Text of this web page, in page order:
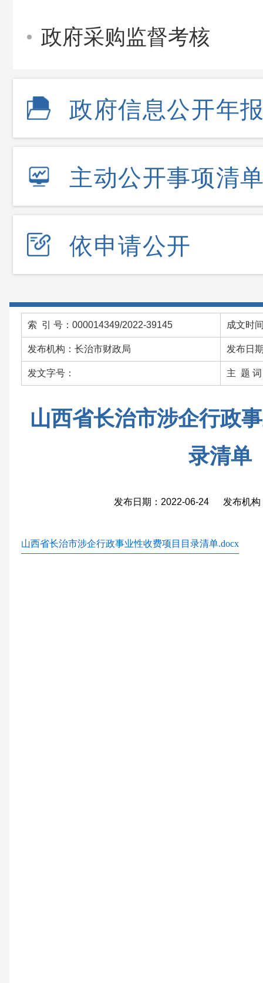
政府采购监督考核
政府信息公开年
主动公开事项清
依申请公开
索 引 号：000014349/2022-39145 成文时
发布机构：长治市财政局 发布日
发文字号： 主 题 词
山西省长治市涉企行政
录清单
发布日期：2022-06-24 发布机构
山西省长治市涉企行政事业性收费项目目录清单.docx